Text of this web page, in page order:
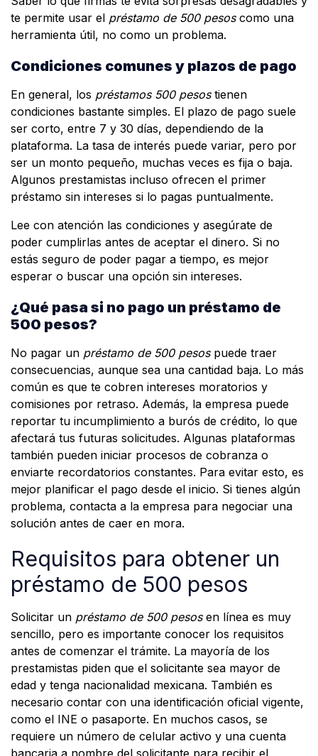
te permite usar el préstamo de 500 pesoscomo una
herramienta útil, no como un problema.
Condiciones comunes y plazos de pago
En general, los préstamos 500 pesostienen
condiciones bastante simples. El plazo de pago suele
ser corto, entre 7 y 30 días, dependiendo de la
plataforma. La tasa de interés puede variar, pero por
ser un monto pequeño, muchas veces es fija o baja.
Algunos prestamistas incluso ofrecen el primer
préstamo sin intereses si lo pagas puntualmente.
Lee con atención las condiciones y asegúrate de
poder cumplirlas antes de aceptar el dinero. Si no
estás seguro de poder pagar a tiempo, es mejor
esperar o buscar una opción sin intereses.
¿Qué pasa si no pago un préstamo de
500 pesos?
No pagar un préstamo de 500 pesospuede traer
consecuencias, aunque sea una cantidad baja. Lo más
común es que te cobren intereses moratorios y
comisiones por retraso. Además, la empresa puede
reportar tu incumplimiento a burós de crédito, lo que
afectará tus futuras solicitudes. Algunas plataformas
también pueden iniciar procesos de cobranza o
enviarte recordatorios constantes. Para evitar esto, es
mejor planificar el pago desde el inicio. Si tienes algún
problema, contacta a la empresa para negociar una
solución antes de caer en mora.
Requisitos para obtener un
préstamo de 500 pesos
Solicitar un préstamo de 500 pesosen línea es muy
sencillo, pero es importante conocer los requisitos
antes de comenzar el trámite. La mayoría de los
prestamistas piden que el solicitante sea mayor de
edad y tenga nacionalidad mexicana. También es
necesario contar con una identificación oficial vigente,
como el INE o pasaporte. En muchos casos, se
requiere un número de celular activo y una cuenta
bancaria a nombre del solicitante para recibir el